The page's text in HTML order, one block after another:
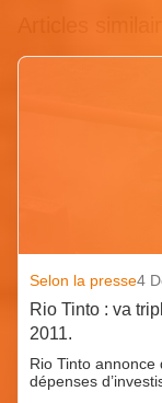
Selon la presse4
Rio Tinto : va
2011.
Rio Tinto annonce
dépenses